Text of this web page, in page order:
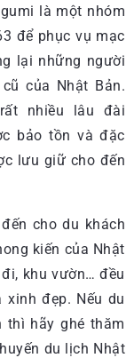
là một nhóm
để phục vụ mạc
lại những người
của Nhật Bản.
nhiều lâu đài
bảo tồn và đặc
lưu giữ cho đến
cho du khách
kiến của Nhật
khu vườn… đều
đẹp. Nếu du
thì hãy ghé thăm
du lịch Nhật